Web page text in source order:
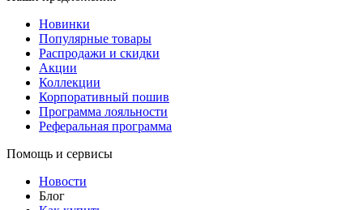
Новинки
Популярные товары
Распродажи и скидки
Акции
Коллекции
Корпоративный пошив
Программа лояльности
Реферальная программа
Помощь и сервисы
Новости
Блог